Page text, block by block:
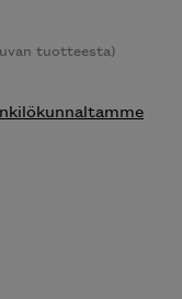
tuotteesta)